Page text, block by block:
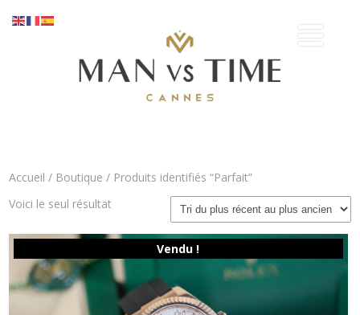
Accueil / Boutique / Produits identifiés “Parfait”
Voici le seul résultat
Vendu !